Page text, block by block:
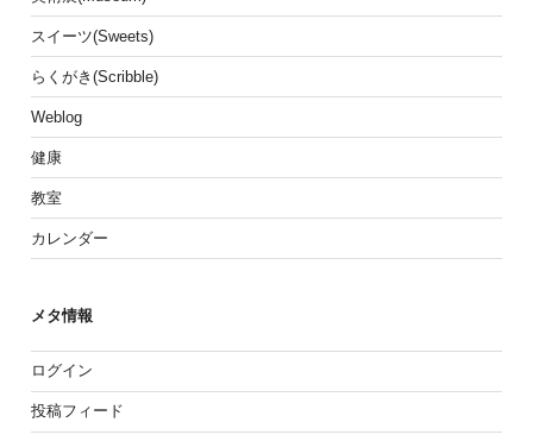
スイーツ(Sweets)
らくがき(Scribble)
Weblog
健康
教室
カレンダー
メタ情報
ログイン
投稿フィード